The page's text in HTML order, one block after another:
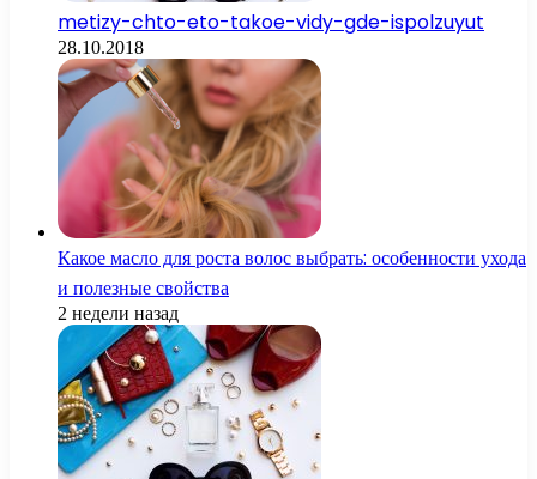
metizy-chto-eto-takoe-vidy-gde-ispolzuyut
28.10.2018
Какое масло для роста волос выбрать: особенности ухода
и полезные свойства
2 недели назад